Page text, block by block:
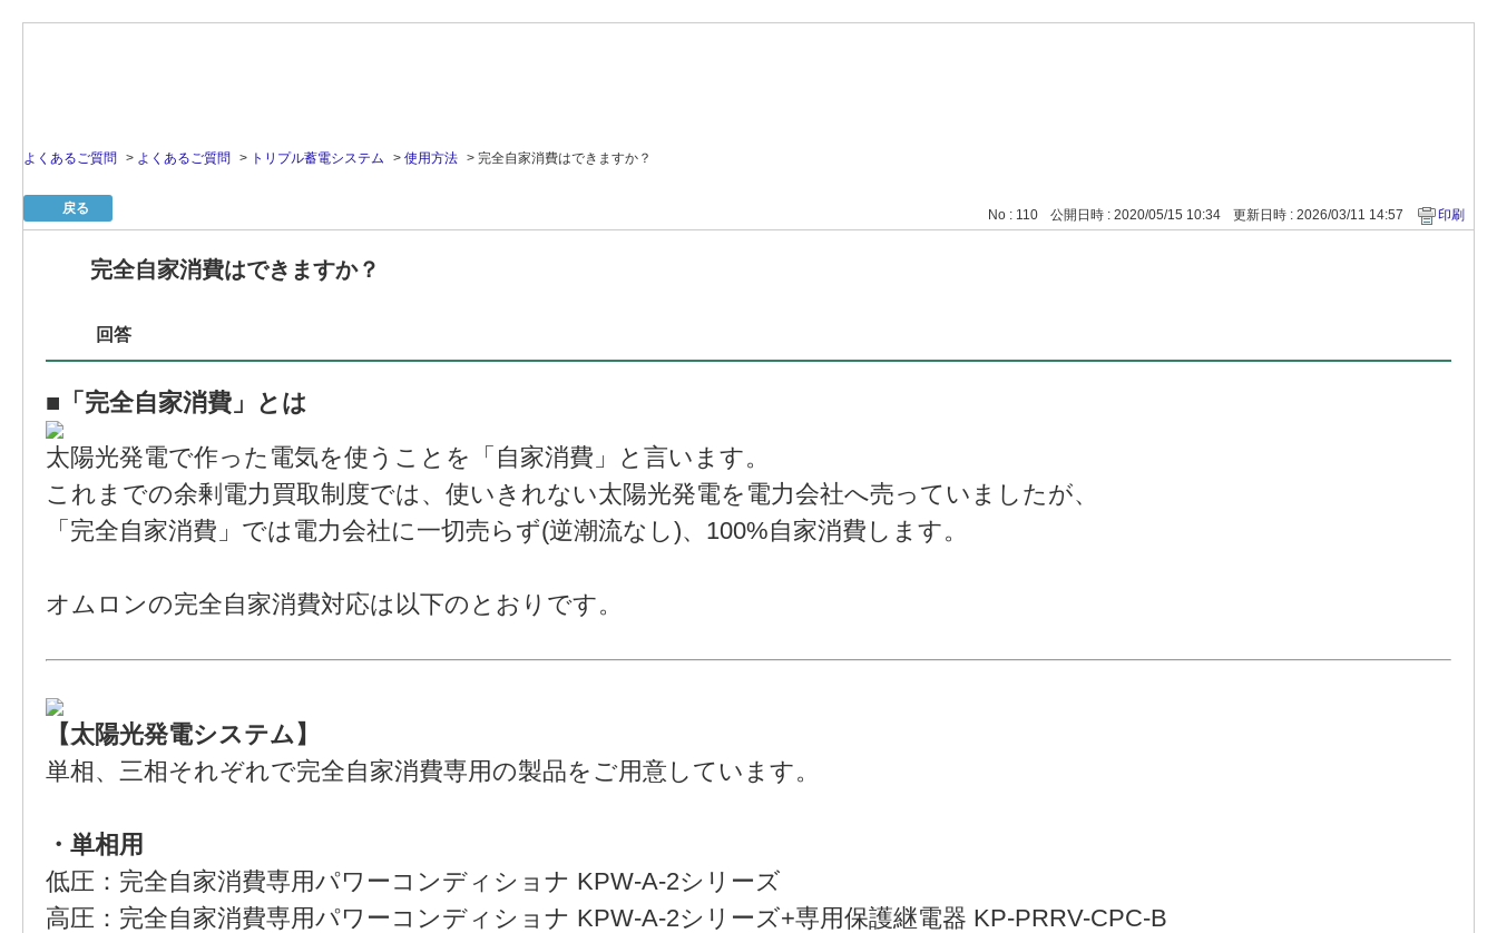
よくあるご質問 > よくあるご質問 > トリプル蓄電システム > 使用方法 > 完全自家消費はできますか？
戻る No : 110 公開日時 : 2020/05/15 10:34 更新日時 : 2026/03/11 14:57 印刷
完全自家消費はできますか？
回答
■「完全自家消費」とは
太陽光発電で作った電気を使うことを「自家消費」と言います。
これまでの余剰電力買取制度では、使いきれない太陽光発電を電力会社へ売っていましたが、
「完全自家消費」では電力会社に一切売らず(逆潮流なし)、100%自家消費します。
オムロンの完全自家消費対応は以下のとおりです。
【太陽光発電システム】
単相、三相それぞれで完全自家消費専用の製品をご用意しています。
・単相用
低圧：完全自家消費専用パワーコンディショナ KPW-A-2シリーズ
高圧：完全自家消費専用パワーコンディショナ KPW-A-2シリーズ+専用保護継電器 KP-PRRV-CPC-B